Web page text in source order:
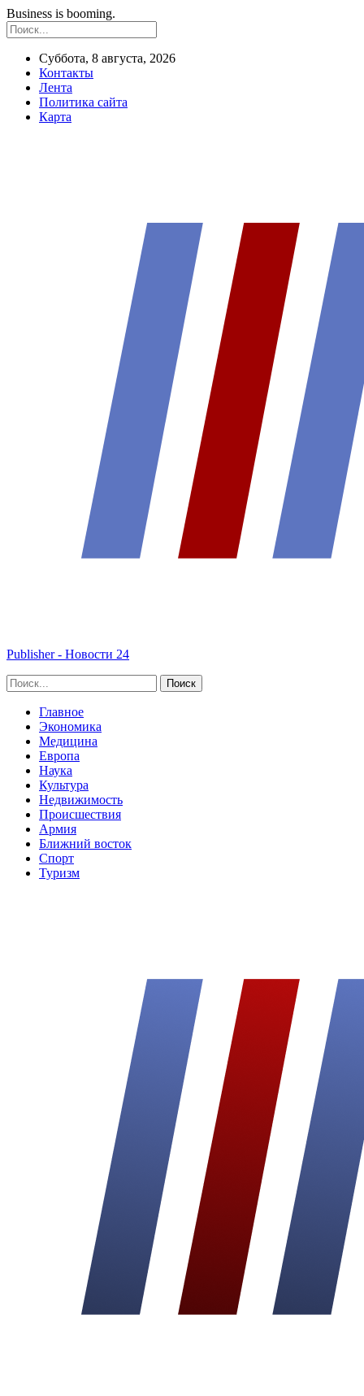
Business is booming.
Суббота, 8 августа, 2026
Контакты
Лента
Политика сайта
Карта
Publisher - Новости 24
Главное
Экономика
Медицина
Европа
Наука
Культура
Недвижимость
Происшествия
Армия
Ближний восток
Спорт
Туризм